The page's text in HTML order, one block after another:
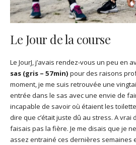
Le Jour de la course
Le JourJ, j’avais rendez-vous un peu en
sas (gris – 57min) pour des raisons
moment, je me suis retrouvée une
entrée dans le sas avec une envie de
incapable de savoir où étaient les
dire que c’était juste dû au stress. A vrai
faisais pas la fière. Je me disais que je
assez entrainé ces dernières semaines